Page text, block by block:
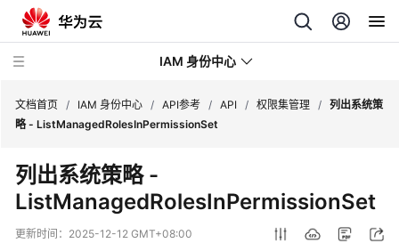
IAM 身份中心
最
新
动
文档首页 / IAM 身份中心 / API参考 / API / 权限集管理 / 列出系统策
略 - ListManagedRolesInPermissionSet
列出系统策略 -
ListManagedRolesInPermissionSet
更新时间： 2025-12-12 GMT+08:00